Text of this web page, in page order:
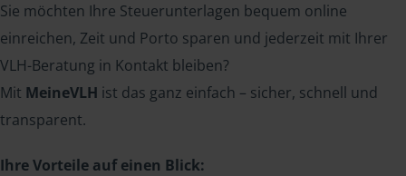
Sie möchten Ihre Steuerunterlagen bequem online
einreichen, Zeit und Porto sparen und jederzeit mit Ihrer
VLH-Beratung in Kontakt bleiben?
Mit MeineVLH ist das ganz einfach – sicher, schnell und
transparent.
Ihre Vorteile auf einen Blick: